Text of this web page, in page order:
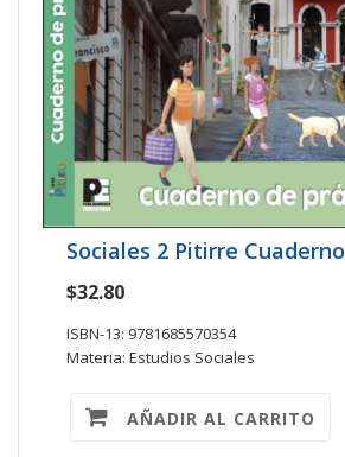
Sociales 2 Pitirre Cuaderno
$32.80
ISBN-13: 9781685570354
Materia: Estudios Sociales
AÑADIR AL CARRITO